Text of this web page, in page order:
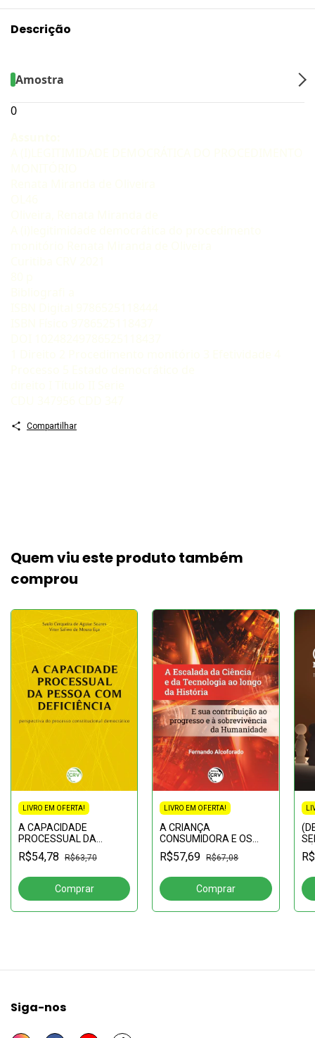
Descrição
Amostra
0
Compartilhar
Quem viu este produto também
comprou
LIVRO EM OFERTA!
A CAPACIDADE
PROCESSUAL DA
PESSOA COM
DEFICIÊNCIA:perspectiva
constitucional
democrático
R$54,78 R$63,70
LIVRO EM OFERTA!
A CRIANÇA
CONSUMIDORA E OS
ABUSOS DA
COMUNICAÇÃO
presente e futuro da
proteção dos
R$57,69 R$67,08
Siga-nos